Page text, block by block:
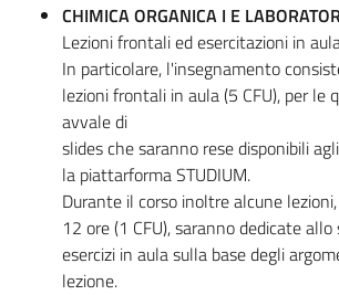
CHIMICA ORGANICA I E
Lezioni frontali ed esercitazioni in
In particolare, l'insegnamento
lezioni frontali in aula (5 CFU), per le
avvale di
slides che saranno rese disponibili
la piattarforma STUDIUM.
Durante il corso inoltre alcune
12 ore (1 CFU), saranno dedicate
esercizi in aula sulla base degli
lezione.